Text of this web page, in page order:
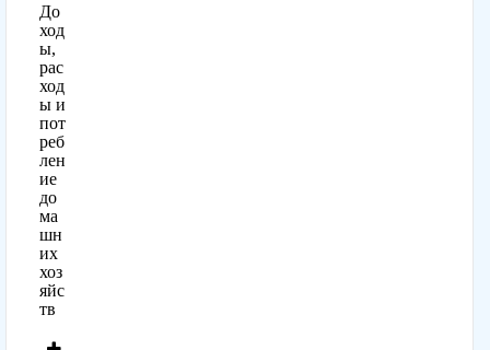
До
ход
ы,
рас
ход
ы и
пот
реб
лен
ие
до
ма
шн
их
хоз
яйс
тв